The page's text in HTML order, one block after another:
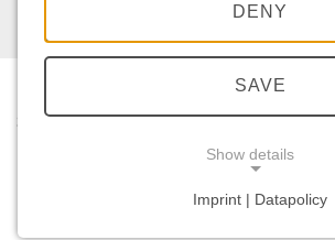
START ...
DENY
SAVE
Show details
Imprint | Datapolicy